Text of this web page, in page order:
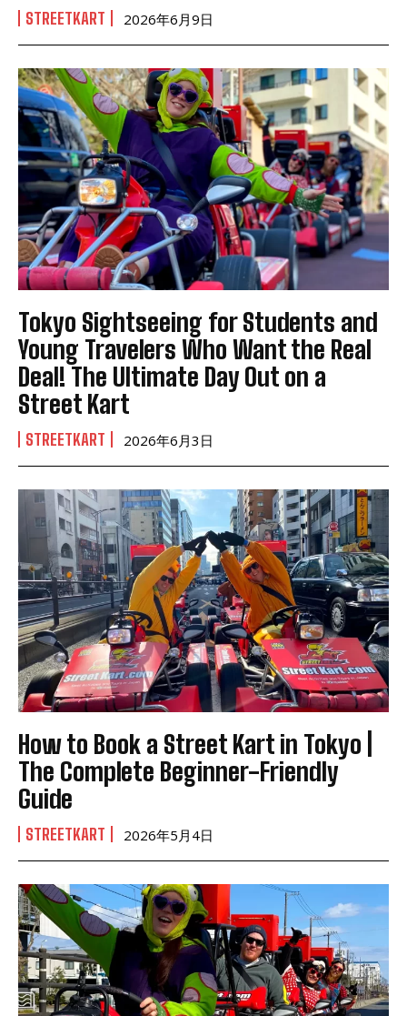
STREETKART 2026年6月9日
Tokyo Sightseeing for Students and
Young Travelers Who Want the Real
Deal! The Ultimate Day Out on a
Street Kart
STREETKART 2026年6月3日
How to Book a Street Kart in Tokyo |
The Complete Beginner-Friendly
Guide
STREETKART 2026年5月4日